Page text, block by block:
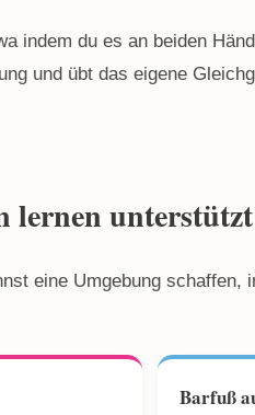
indem du es an beiden
und übt das eigene
lernen unterstützt
eine Umgebung schaffen,
Barfuß